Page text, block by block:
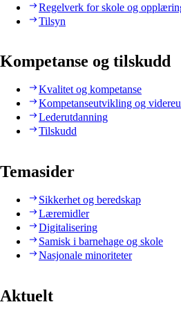
Regelverk for skole og
Tilsyn
Kompetanse og tilskudd
Kvalitet og kompetanse
Kompetanseutvikling og
Lederutdanning
Tilskudd
Temasider
Sikkerhet og beredskap
Læremidler
Digitalisering
Samisk i barnehage og skole
Nasjonale minoriteter
Aktuelt